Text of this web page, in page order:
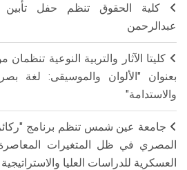
كلية الحقوق تنظم حفل تأبين
عبدالرحمن
كليتا الآثار والتربية النوعية
بعنوان "الألوان والموسيقى: لغة
والاستدامة"
جامعة عين شمس تنظم برنامج
المصري في ظل المتغيرات المعاصرة"
العسكرية للدراسات العليا والاستراتيجية